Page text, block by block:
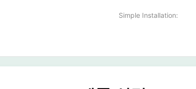
Simple Installation: